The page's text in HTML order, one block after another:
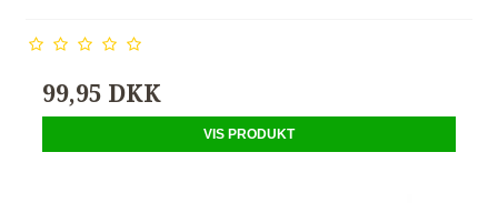
99,95 DKK
VIS PRODUKT